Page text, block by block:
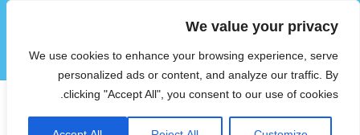
We value your privacy
We use cookies to enhance your browsing experience, serve
personalized ads or content, and analyze our traffic. By
clicking "Accept All", you consent to our use of cookies.
הוטצימר
תפריטים
ווידג'טים
מבצע במלון רות רימונים – צפת